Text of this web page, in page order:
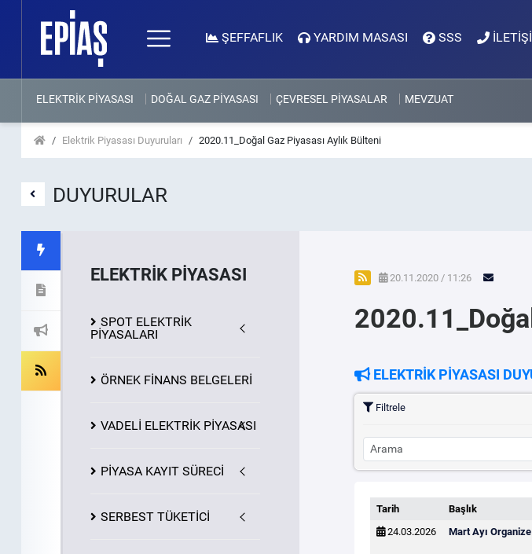
ŞEFFAFLIK YARDIM MASASI SSS
ELEKTRİK PİYASASI DOĞAL GAZ PİYASASI ÇEVRESEL PİYASALAR MEVZUAT
Elektrik Piyasası Duyuruları 2020.11_Doğal Gaz Piyasası Aylık Bülteni
DUYURULAR
ELEKTRİK PİYASASI
SPOT ELEKTRİK
PİYASALARI
ÖRNEK FİNANS BELGELERİ
VADELİ ELEKTRİK PİYASASI
PİYASAKAYIT SÜRECİ
SERBEST TÜKETİCİ
20.11.2020 / 11:26
ELEKTRİK PİYASASI
Filtrele
Tarih Başlık
24.03.2026
Mart Ayı